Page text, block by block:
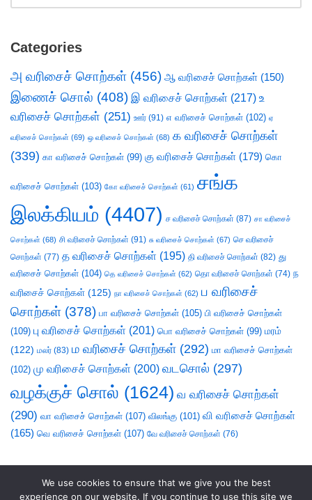
Categories
அ வரிசைச் சொற்கள் (456) ஆ வரிசைச் சொற்கள் (150)
இணைச் சொல் (408) இ வரிசைச் சொற்கள் (217) உ
வரிசைச் சொற்கள் (251) ஊர் (91) எ வரிசைச் சொற்கள் (102) ஏ
வரிசைச் சொற்கள் (69) ஒ வரிசைச் சொற்கள் (68) க வரிசைச் சொற்கள்
(339) கா வரிசைச் சொற்கள் (99) கு வரிசைச் சொற்கள் (179) கொ
வரிசைச் சொற்கள் (103) கோ வரிசைச் சொற்கள் (61) சங்க
இலக்கியம் (4407) ச வரிசைச் சொற்கள் (87) சா வரிசைச்
சொற்கள் (68) சி வரிசைச் சொற்கள் (91) சு வரிசைச் சொற்கள் (67) செ வரிசைச்
சொற்கள் (77) த வரிசைச் சொற்கள் (195) தி வரிசைச் சொற்கள் (82) து
வரிசைச் சொற்கள் (104) தெ வரிசைச் சொற்கள் (62) தொ வரிசைச் சொற்கள் (74) ந
வரிசைச் சொற்கள் (125) நா வரிசைச் சொற்கள் (62) ப வரிசைச்
சொற்கள் (378) பா வரிசைச் சொற்கள் (105) பி வரிசைச் சொற்கள்
(109) பு வரிசைச் சொற்கள் (201) பொ வரிசைச் சொற்கள் (99) மரம்
(122) மலர் (83) ம வரிசைச் சொற்கள் (292) மா வரிசைச் சொற்கள்
(102) மு வரிசைச் சொற்கள் (200) வடசொல் (297)
வழக்குச் சொல் (1624) வ வரிசைச் சொற்கள்
(290) வா வரிசைச் சொற்கள் (107) விலங்கு (101) வி வரிசைச் சொற்கள்
(165) வெ வரிசைச் சொற்கள் (107) வே வரிசைச் சொற்கள் (76)
We use cookies to ensure that we give you the best
experience on our website. If you continue to use this site we